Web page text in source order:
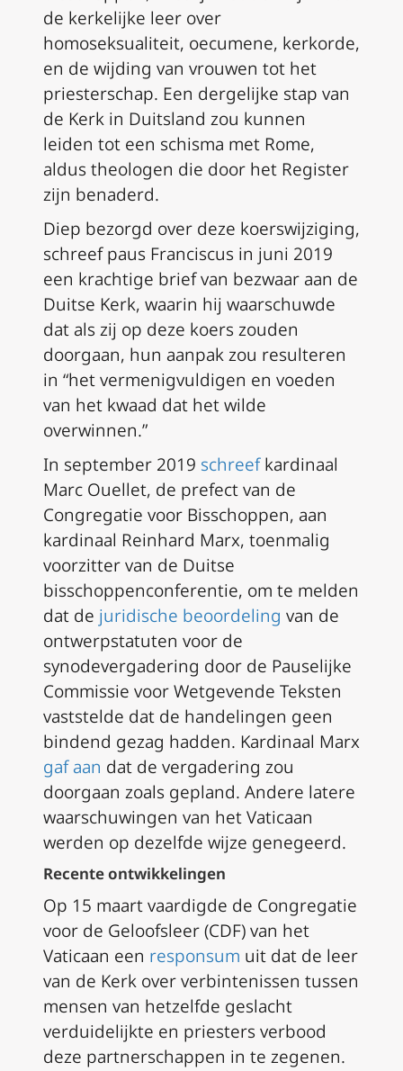
de kerkelijke leer over
homoseksualiteit, oecumene, kerkorde,
en de wijding van vrouwen tot het
priesterschap. Een dergelijke stap van
de Kerk in Duitsland zou kunnen
leiden tot een schisma met Rome,
aldus theologen die door het Register
zijn benaderd.
Diep bezorgd over deze koerswijziging,
schreef paus Franciscus in juni 2019
een krachtige brief van bezwaar aan de
Duitse Kerk, waarin hij waarschuwde
dat als zij op deze koers zouden
doorgaan, hun aanpak zou resulteren
in “het vermenigvuldigen en voeden
van het kwaad dat het wilde
overwinnen.”
In september 2019 schreefkardinaal
Marc Ouellet, de prefect van de
Congregatie voor Bisschoppen, aan
kardinaal Reinhard Marx, toenmalig
voorzitter van de Duitse
bisschoppenconferentie, om te melden
dat de juridische beoordeling van de
ontwerpstatuten voor de
synodevergadering door de Pauselijke
Commissie voor Wetgevende Teksten
vaststelde dat de handelingen geen
bindend gezag hadden. Kardinaal Marx
gaf aan dat de vergadering zou
doorgaan zoals gepland. Andere latere
waarschuwingen van het Vaticaan
werden op dezelfde wijze genegeerd.
Recente ontwikkelingen
Op 15 maart vaardigde de Congregatie
voor de Geloofsleer (CDF) van het
Vaticaan een responsum uit dat de leer
van de Kerk over verbintenissen tussen
mensen van hetzelfde geslacht
verduidelijkte en priesters verbood
deze partnerschappen in te zegenen.